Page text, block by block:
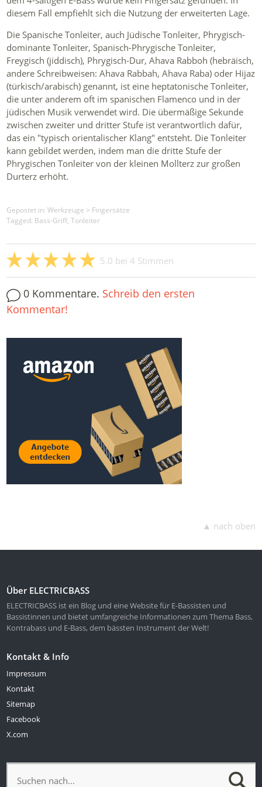
diesem Fall empfiehlt sich die Nutzung der erweiterten Lage.
Die Spanische Tonleiter, auch Jüdische Tonleiter, Phrygisch-
dominante Tonleiter, Spanisch-Phrygische Tonleiter,
Freygisch (jiddisch), Phrygisch-Dur, Ahava Rabboh (hebräisch,
andere Schreibweisen: Ahava Rabbah, Ahava Raba) oder Hijaz
(türkisch/arabisch) genannt, ist eine heptatonische Tonleiter,
die unter anderem oft im spanischen Flamenco und in der
jüdischen Musik verwendet wird. Die übermäßige Sekunde
zwischen zweiter und dritter Stufe ist verantwortlich dafür,
das ein "typisch orientalischer Klang" entsteht. Die Tonleiter
kann gebildet werden, indem man die dritte Stufe der
Phrygischen Tonleiter von der kleinen Mollterz zur großen
Durterz erhöht.
Gepostet in:Werkzeuge > Fingersätze
Tagged: Bass-Griff, Tonleiter
5.0 bei 4 Stimmen
0 Kommentare. Schreib den ersten
Kommentar!
▲ nach oben
Über ELECTRICBASS
ELECTRICBASS ist ein Blog und eine Website für E-Bassisten und
Bassistinnen und bietet umfangreiche Informationen zum Thema Bass,
Kontrabass und E-Bass, dem bässten Instrument der Welt!
Kontakt & Info
Impressum
Kontakt
Sitemap
Facebook
X.com